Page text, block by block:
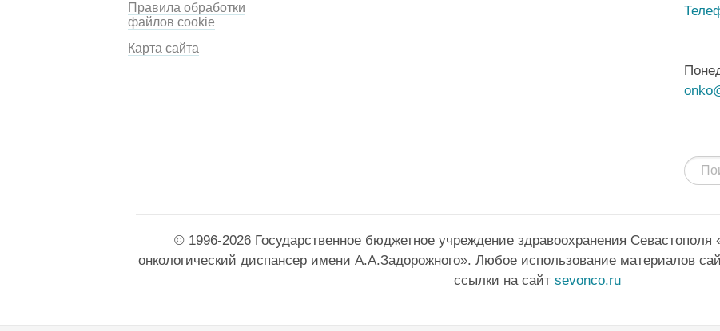
Правила обработки
файлов cookie
Карта сайта
© 1996-2026 Государственное бюджетное учреждение здравоохранения Севастополя
онкологический диспансер имени А.А.Задорожного». Любое использование материалов
ссылки на сайт sevonco.ru